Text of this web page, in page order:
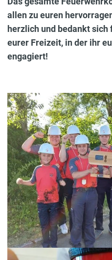
allen zu euren
herzlich und bedankt
eurer Freizeit, in der ihr
engagiert!